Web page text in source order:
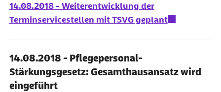
14.08.2018 - Weiterentwicklung der
Terminservicestellen mit TSVG geplant
14.08.2018 - Pflegepersonal-
Stärkungsgesetz: Gesamthausansatz wird
eingeführt